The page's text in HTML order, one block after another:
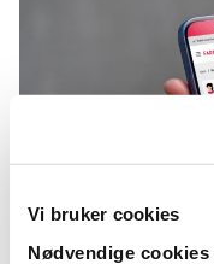
Vi bruker cookies
Nødvendige cookies